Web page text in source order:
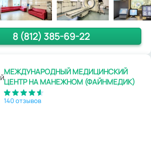
8 (812) 385-69-22
МЕЖДУНАРОДНЫЙ МЕДИЦИНСКИЙ
ЦЕНТР НА МАНЕЖНОМ (ФАЙНМЕДИК)
140 отзывов